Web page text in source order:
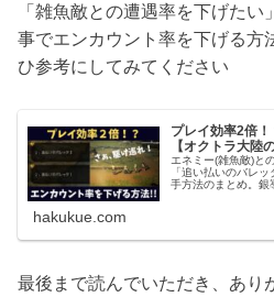
「雑魚敵との遭遇率を下げたい
事でエンカウント率を下げる方
ひ参考にしてみてください
プレイ効率2倍
【オクトラ大陸
エネミー(雑魚敵)と
「追い払いのバレ
手方法のまとめ。銀
hakukue.com
最後まで読んでいただき、あり